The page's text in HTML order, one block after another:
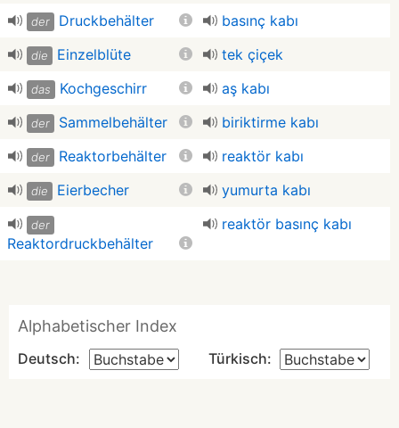
der Druckbehälter basınç kabı
die Einzelblüte tek çiçek
das Kochgeschirr aş kabı
der Sammelbehälter biriktirme kabı
der Reaktorbehälter reaktör kabı
die Eierbecher yumurta kabı
der
Reaktordruckbehälter
reaktör basınç kabı
Alphabetischer Index
Deutsch: Türkisch: